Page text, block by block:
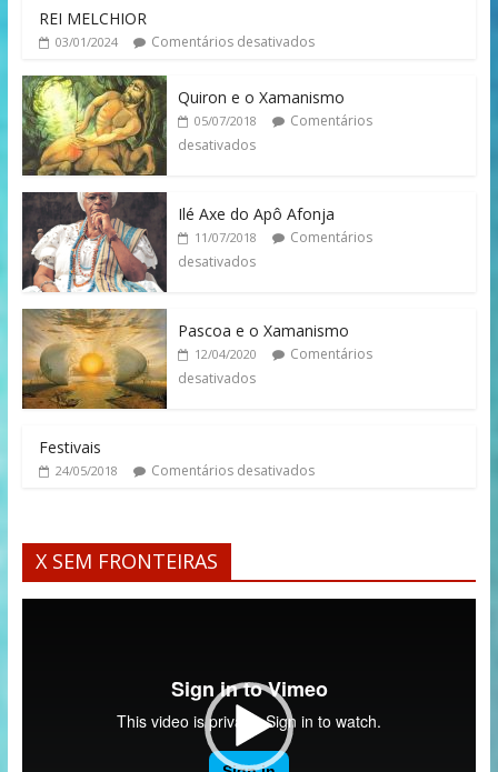
REI MELCHIOR
03/01/2024 Comentários desativados
Quiron e o Xamanismo
05/07/2018
Comentários
desativados
Ilé Axe do Apô Afonja
11/07/2018
Comentários
desativados
Pascoa e o Xamanismo
12/04/2020
Comentários
desativados
Festivais
24/05/2018 Comentários desativados
X SEM FRONTEIRAS